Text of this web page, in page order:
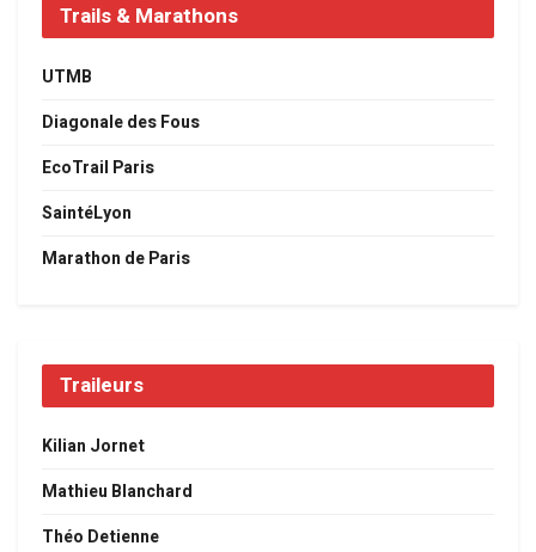
Trails & Marathons
UTMB
Diagonale des Fous
EcoTrail Paris
SaintéLyon
Marathon de Paris
Traileurs
Kilian Jornet
Mathieu Blanchard
Théo Detienne